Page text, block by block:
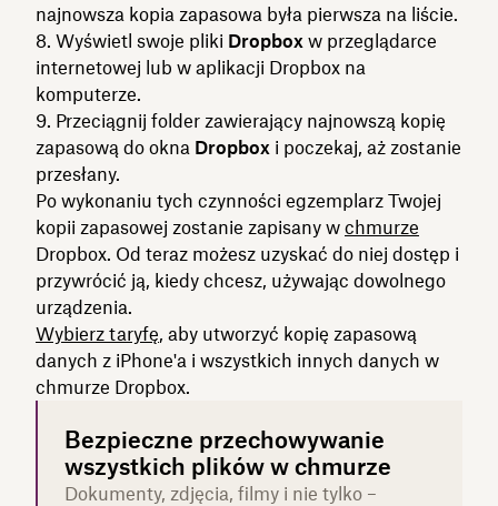
najnowsza kopia zapasowa była pierwsza na liście.
Wyświetl swoje pliki Dropbox w przeglądarce
internetowej lub w aplikacji Dropbox na
komputerze.
Przeciągnij folder zawierający najnowszą kopię
zapasową do okna Dropbox i poczekaj, aż zostanie
przesłany.
Po wykonaniu tych czynności egzemplarz Twojej
kopii zapasowej zostanie zapisany w chmurze
Dropbox. Od teraz możesz uzyskać do niej dostęp i
przywrócić ją, kiedy chcesz, używając dowolnego
urządzenia.
Wybierz taryfę, aby utworzyć kopię zapasową
danych z iPhone'a i wszystkich innych danych w
chmurze Dropbox.
Bezpieczne przechowywanie
wszystkich plików w chmurze
Dokumenty, zdjęcia, filmy i nie tylko –